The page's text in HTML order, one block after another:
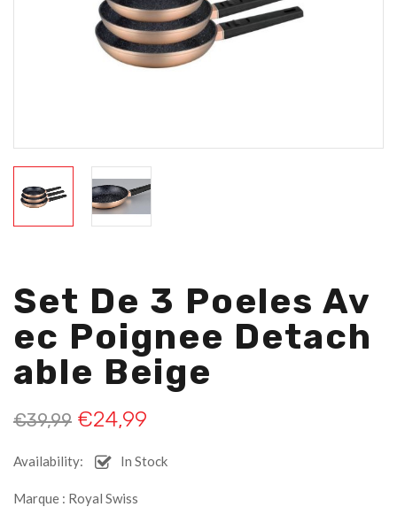
Set De 3 Poeles Av
Ec Poignee Detach
Able Beige
€39,99 €24,99
Availability: In Stock
Marque : Royal Swiss